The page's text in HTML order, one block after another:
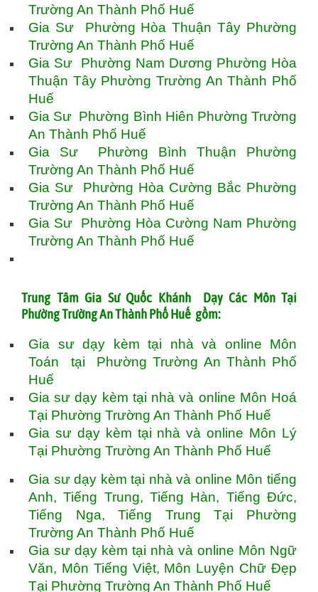
Trường An Thành Phố Huế
Gia Sư Phường Hòa Thuận Tây Phường
Trường An Thành Phố Huế
Gia Sư Phường Nam Dương Phường Hòa
Thuận Tây Phường Trường An Thành Phố
Huế
Gia Sư Phường Bình Hiên Phường Trường
An Thành Phố Huế
Gia Sư Phường Bình Thuận Phường
Trường An Thành Phố Huế
Gia Sư Phường Hòa Cường Bắc Phường
Trường An Thành Phố Huế
Gia Sư Phường Hòa Cường Nam Phường
Trường An Thành Phố Huế
Trung Tâm Gia Sư Quốc Khánh Dạy Các Môn Tại
Phường Trường An Thành Phố Huế gồm:
Gia sư dạy kèm tại nhà và online Môn
Toán tại Phường Trường An Thành Phố
Huế
Gia sư dạy kèm tại nhà và online Môn Hoá
Tại Phường Trường An Thành Phố Huế
Gia sư dạy kèm tại nhà và online Môn Lý
Tại Phường Trường An Thành Phố Huế
Gia sư dạy kèm tại nhà và online Môn tiếng
Anh, Tiếng Trung, Tiếng Hàn, Tiếng Đức,
Tiếng Nga, Tiếng Trung Tại Phường
Trường An Thành Phố Huế
Gia sư dạy kèm tại nhà và online Môn Ngữ
Văn, Môn Tiếng Việt, Môn Luyện Chữ Đẹp
Tại Phường Trường An Thành Phố Huế